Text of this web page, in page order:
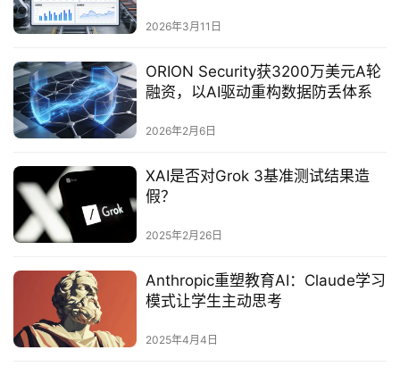
2026年3月11日
ORION Security获3200万美元A轮
融资，以AI驱动重构数据防丢体系
2026年2月6日
XAI是否对Grok 3基准测试结果造
假？
2025年2月26日
Anthropic重塑教育AI：Claude学习
模式让学生主动思考
2025年4月4日